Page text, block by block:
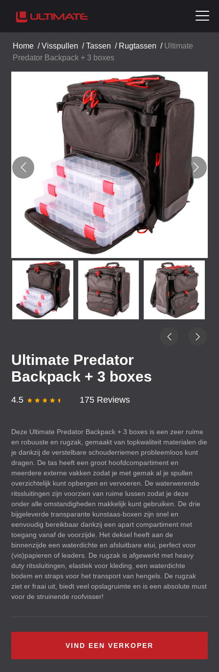
Home /Visspullen /Tassen / Rugtassen / Ultimate
Predator Backpack + 3 boxes
Ultimate Predator
Backpack + 3 boxes
4.5 175 Reviews
Deze Ultimate Predator Backpack + 3 boxes is een zeer ruime
en robuuste en rugzak, gemaakt van topkwaliteit materialen die
je dankzij de verstelbare schouderriemen probleemloos kunt
dragen. De tas heeft een groot hoofdcompartiment en
meerdere externe vakken zodat je met gemak al je spullen
overzichtelijk kunt opbergen en vervoeren. De waterwerende
ritssluitingen zijn voorzien van ruime lussen zodat je deze
onder alle omstandigheden makkelijk kunt gebruiken. De drie
bijgeleverde transparante kunstaas-boxen zijn snel en
eenvoudig bereikbaar dankzij een apart compartiment met
toegang vanaf de voorzijde. Het deksel heeft aan de
binnenzijde een waterdichte en afsluitbare etui, perfect voor
(vis)papieren of leaders. De rugzak is afgewerkt met heavy
duty ritssluitingen, elastiek voor kleding, een waterdichte
bodem en straps voor het transport van hengels. De rugzak
ziet er fraai uit, biedt veel opslagruimte en is een absolute must
voor de struinende roofvisser!
VIND EEN VERKOPER